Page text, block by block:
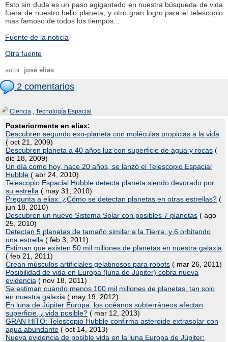
Esto sin duda es un paso agigantado en nuestra búsqueda de vida
fuera de nuestro bello planeta, y otro gran logro para el telescopio
mas famoso de todos los tiempos...
Fuente de la noticia
Otra fuente
autor: josé elías
2 comentarios
Ciencia , Tecnología Espacial
Posteriormente en eliax:
Descubren segundo exo-planeta con moléculas propicias a la vida
( oct 21, 2009)
Descubren planeta a 40 años luz con superficie de agua y rocas (
dic 18, 2009)
Un día como hoy, hace 20 años, se lanzó el Telescopio Espacial
Hubble ( abr 24, 2010)
Telescopio Espacial Hubble detecta planeta siendo devorado por
su estrella ( may 31, 2010)
Pregunta a eliax: ¿Cómo se detectan planetas en otras estrellas? (
jun 18, 2010)
Descubren un nuevo Sistema Solar con posibles 7 planetas ( ago
25, 2010)
Detectan 5 planetas de tamaño similar a la Tierra, y 6 orbitando
una estrella ( feb 3, 2011)
Estiman que existen 50 mil millones de planetas en nuestra galaxia
( feb 21, 2011)
Crean músculos artificiales gelatinosos para robots ( mar 26, 2011)
Posibilidad de vida en Europa (luna de Júpiter) cobra nueva
evidencia ( nov 18, 2011)
Se estiman cuando menos 100 mil millones de planetas, tan solo
en nuestra galaxia ( may 19, 2012)
En luna de Júpiter Europa, los océanos subterráneos afectan
superficie, ¿vida posible? ( mar 12, 2013)
GRAN HITO: Telescopio Hubble confirma asteroide extrasolar con
agua abundante ( oct 14, 2013)
Nueva evidencia de posible vida en la luna Europa de Júpiter: